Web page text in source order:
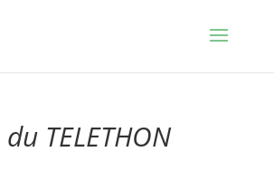
TELETHON